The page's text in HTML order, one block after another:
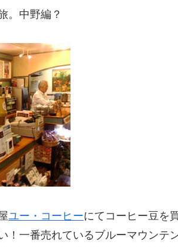
。中野編？
ユー・コーヒーにてコーヒー豆を
！一番売れているブルーマウンテ